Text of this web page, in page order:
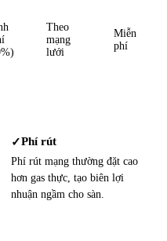
Theo
mạng
lưới
Miễn
phí
✓Phí rút
Phí rút mạng thường đặt cao
hơn gas thực, tạo biên lợi
nhuận ngầm cho sàn.